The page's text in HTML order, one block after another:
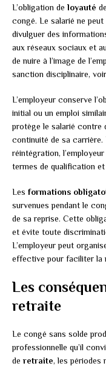
L’obligation de loyauté
congé. Le salarié ne
divulguer des
aux réseaux sociaux et
de nuire à l’image de
sanction disciplinaire,
L’employeur conserve
initial ou un emploi
protège le salarié contre
continuité de sa carrière.
réintégration,
termes de qualification et
Les formations
survenues pendant le
de sa reprise. Cette
et évite toute
L’employeur peut
effective pour faciliter la
Les
retraite
Le congé sans solde
professionnelle qu’il
de retraite, les périodes